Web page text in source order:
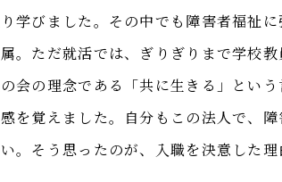
学びました。その中でも障害者福祉
。ただ就活では、ぎりぎりまで学校
会の理念である「共に生きる」とい
を覚えました。自分もこの法人で、
。そう思ったのが、入職を決意した理